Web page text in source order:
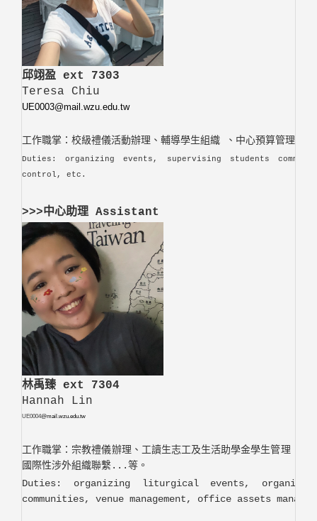
邱翊盈 ext 7303
Teresa Chiu
UE0003@mail.wzu.edu.tw
工作職掌：校級禮儀活動辦理、輔導學生組織 、中心預算管理...
Duties: organizing events, supervising students
control, etc.
>>>中心助理 Assistant
林禹臻 ext 7304
Hannah Lin
UE0004@mail.wzu.edu.tw
工作職掌：宗教禮儀辦理、工讀生志工及生活助學金學生管理 、
國際性涉外組織聯繫...等。
Duties: organizing liturgical events,
communities, venue management, office assets